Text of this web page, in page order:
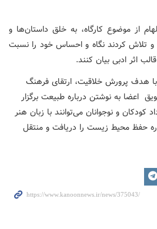
از موضوع کارگاه، به خلق داستان‌ها و
و تلاش کردند نگاه و احساس خود را نسبت
اثر ادبی بیان کنند.
با هدف پرورش خلاقیت، ارتقای فرهنگ
اعضا به نوشتن درباره طبیعت برگزار
و نوجوانان می‌توانند با زبان هنر
حفظ محیط زیست را دریافت و منتقل